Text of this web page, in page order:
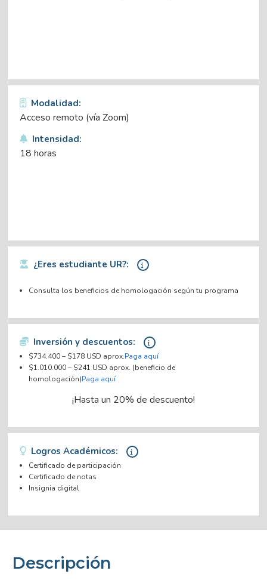
Modalidad:
Acceso remoto (vía Zoom)
Intensidad:
18 horas
¿Eres estudiante UR?:
Consulta los beneficios de homologación según tu programa
Inversión y descuentos:
$734.400 – $178 USD aprox.Paga aquí
$1.010.000 – $241 USD aprox. (beneficio de
homologación)Paga aquí
¡Hasta un 20% de descuento!
Logros Académicos:
Certificado de participación
Certificado de notas
Insignia digital
Descripción